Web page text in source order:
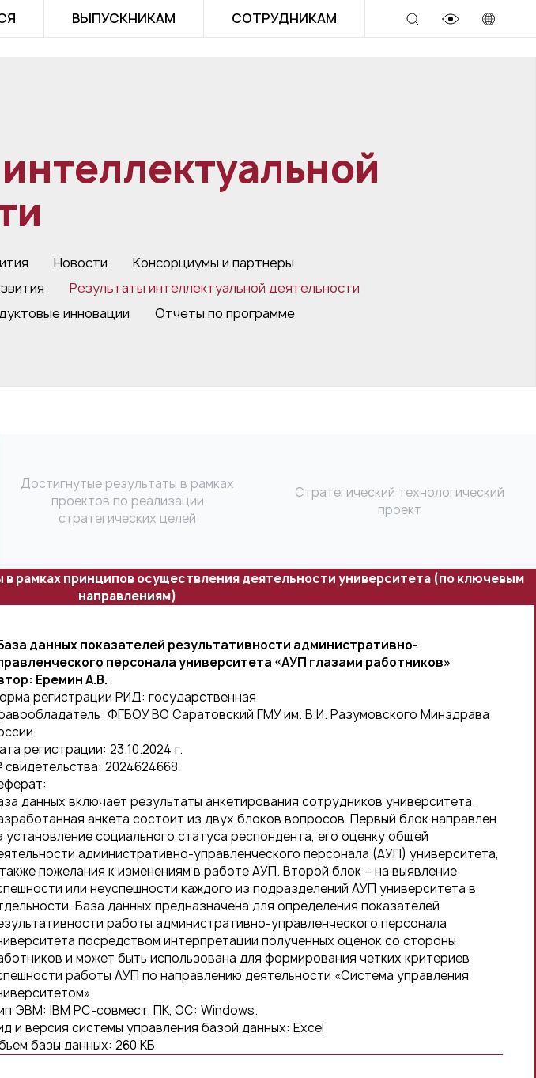
ВЫПУСКНИКАМ СОТРУДНИКАМ
Новости
Консорциумы и партнеры
Результаты интеллектуальной деятельности
инновации Отчеты по программе
Достигнутые результаты в рамках
проектов по реализации
стратегических целей
Стратегический технологический
проект
рамках принципов осуществления деятельности университета (по ключевым
направлениям)
данных показателей результативности административно-
персонала университета «АУП глазами работников»
Еремин А.В.
регистрации РИД: государственная
ФГБОУ ВО Саратовский ГМУ им. В.И. Разумовского Минздрава
регистрации: 23.10.2024 г.
2024624668
данных включает результаты анкетирования сотрудников университета.
анкета состоит из двух блоков вопросов. Первый блок направлен
установление социального статуса респондента, его оценку общей
административно-управленческого персонала (АУП) университета,
пожелания к изменениям в работе АУП. Второй блок – на выявление
или неуспешности каждого из подразделений АУП университета в
База данных предназначена для определения показателей
работы административно-управленческого персонала
посредством интерпретации полученных оценок со стороны
и может быть использована для формирования четких критериев
работы АУП по направлению деятельности «Система управления
ЭВМ: IBM РС-совмест. ПК; ОС: Windows.
и версия системы управления базой данных: Excel
базы данных: 260 КБ